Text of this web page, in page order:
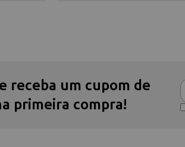
e receba um cupom de
primeira compra!